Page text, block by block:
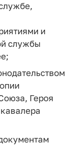
и
службы
Героя